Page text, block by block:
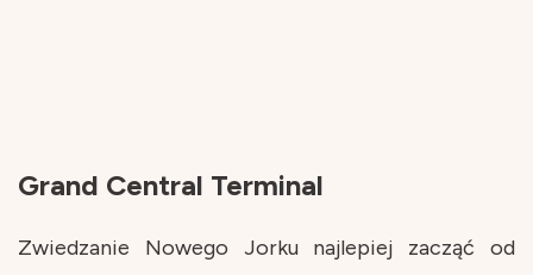
Grand Central Terminal
Zwiedzanie Nowego Jorku najlepiej zacząć od